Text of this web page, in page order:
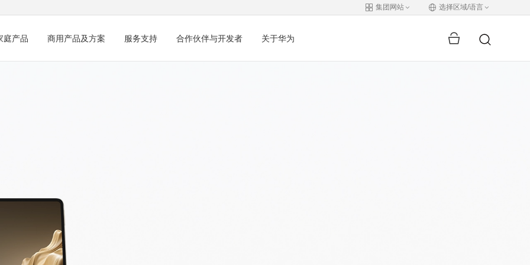
集团网站 选择区域/语言
庭产品 商用产品及方案 服务支持 合作伙伴与开发者 关于华为